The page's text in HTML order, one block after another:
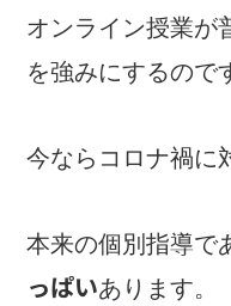
オンライン授業が
を強みにするので
今ならコロナ禍に
本来の個別指導で
っぱいあります。